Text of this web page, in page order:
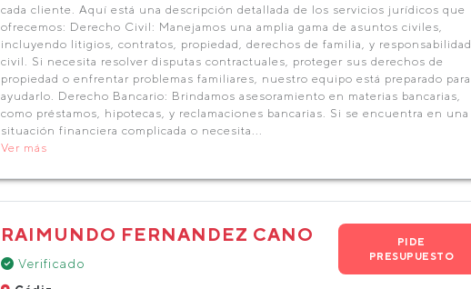
cada cliente. Aquí está una descripción detallada de los servicios jurídicos que
ofrecemos: Derecho Civil: Manejamos una amplia gama de asuntos civiles,
incluyendo litigios, contratos, propiedad, derechos de familia, y responsabilidad
civil. Si necesita resolver disputas contractuales, proteger sus derechos de
propiedad o enfrentar problemas familiares, nuestro equipo está preparado para
ayudarlo. Derecho Bancario: Brindamos asesoramiento en materias bancarias,
como préstamos, hipotecas, y reclamaciones bancarias. Si se encuentra en una
situación financiera complicada o necesita...
Ver más
RAIMUNDO FERNANDEZ CANO
Verificado
PIDE
PRESUPUESTO